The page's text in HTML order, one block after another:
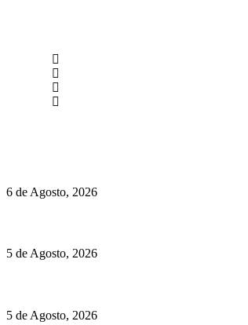
6 de Agosto, 2026
5 de Agosto, 2026
5 de Agosto, 2026